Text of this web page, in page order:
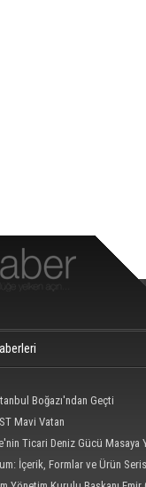
Boğazı'ndan Geçti
Mavi Vatan
Ticari Deniz Gücü Masaya
İçerik, Formlar ve Ürün